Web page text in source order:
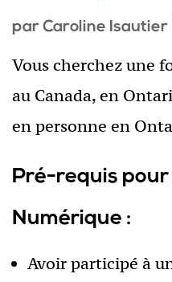
parCaroline Isautier
Vous cherchez une
au Canada, en
en personne en
Pré-requis pour
Numérique :
Avoir participé à